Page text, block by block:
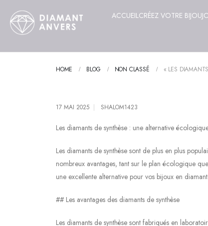
ACCUEILCRÉEZ VOTRE BIJOU
HOME BLOG NON CLASSÉ « LES
17 MAI 2025 SHALOM1423
Les diamants de synthèse : une alternative
Les diamants de synthèse sont de plus en plus
nombreux avantages, tant sur le plan écologique
une excellente alternative pour vos bijoux en diamant.
## Les avantages des diamants de synthèse
Les diamants de synthèse sont fabriqués en